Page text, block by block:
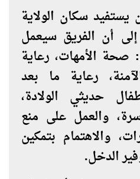
سكان الولاية
أن الفريق سيعمل
صحة الأمهات، رعاية
رعاية ما بعد
حديثي الولادة،
والعمل على منع
والاهتمام بتمكين
الدخل.